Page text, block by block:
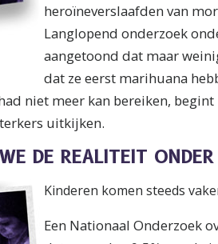
heroïneverslaafden van
Langlopend onderzoek
aangetoond dat maar
dat ze eerst marihuana
niet meer kan bereiken,
uitkijken.
DE REALITEIT
Kinderen komen steeds
Een Nationaal Onderzoek